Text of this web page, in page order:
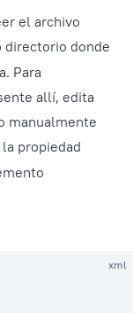
el archivo
directorio donde
Para
allí, edita
manualmente
propiedad
xml